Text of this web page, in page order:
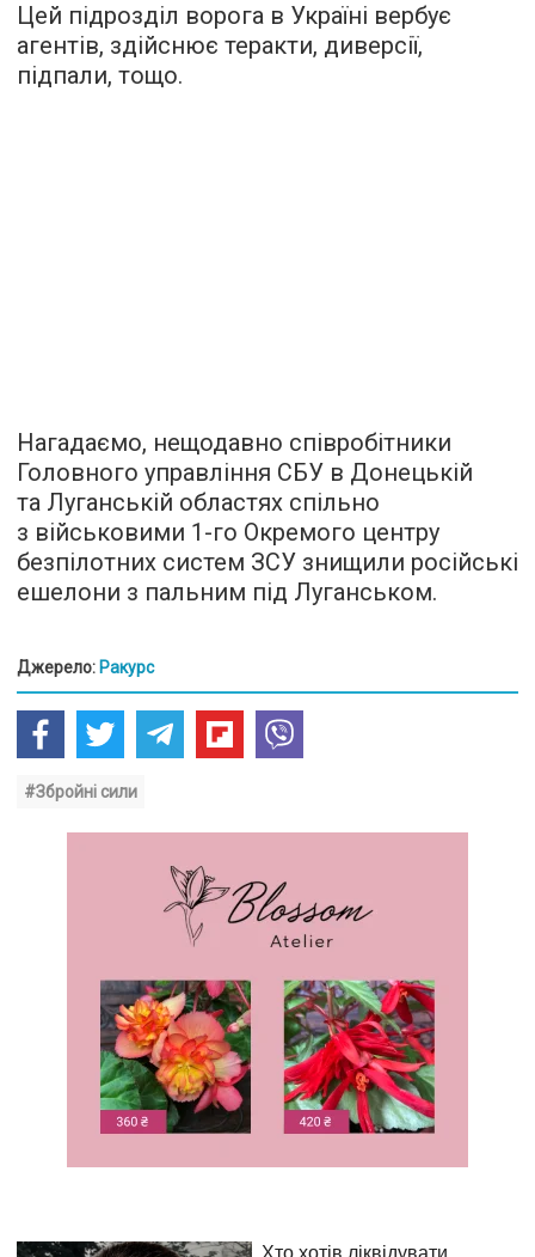
Цей підрозділ ворога в Україні вербує
агентів, здійснює теракти, диверсії,
підпали, тощо.
Нагадаємо, нещодавно співробітники
Головного управління СБУ в Донецькій
та Луганській областях спільно
з військовими 1-го Окремого центру
безпілотних систем ЗСУ знищили російські
ешелони з пальним під Луганськом.
Джерело: Ракурс
#Збройні сили